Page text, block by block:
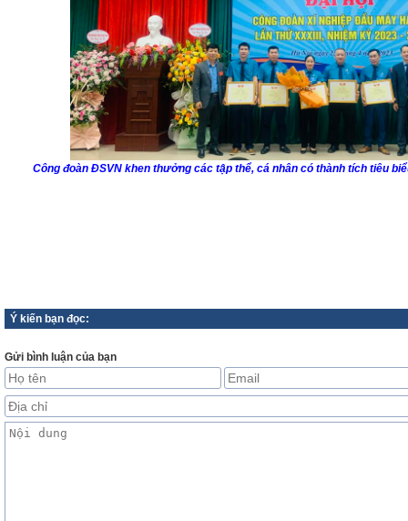
Công đoàn ĐSVN khen thưởng các tập thể, cá nhân có thành tích tiêu
Ý kiến bạn đọc:
Gửi bình luận của bạn